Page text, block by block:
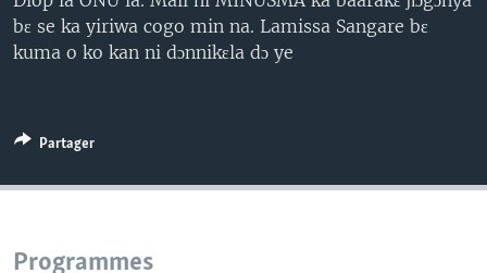
bɛ se ka yiriwa cogo min na. Lamissa Sangare bɛ
kuma o ko kan ni dɔnnikɛla dɔ ye
Partager
Programmes